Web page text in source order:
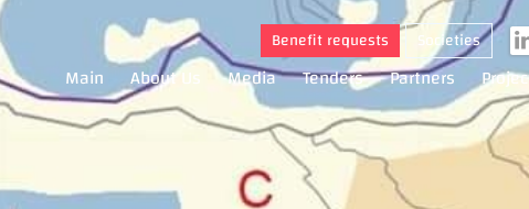
Benefit requests Societies
Main About Us Media Tenders Partners